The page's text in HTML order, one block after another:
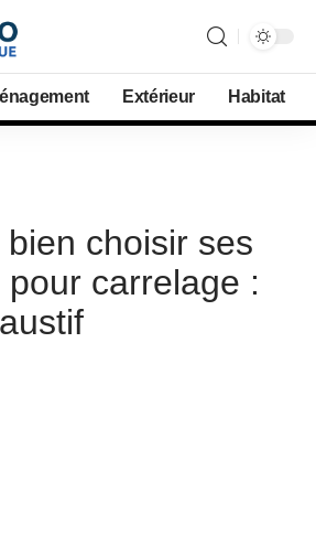
Extérieur Habitat
choisir ses
carrelage :